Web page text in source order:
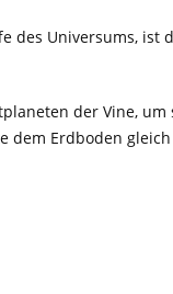
Universums, ist
der Vine, um
dem Erdboden